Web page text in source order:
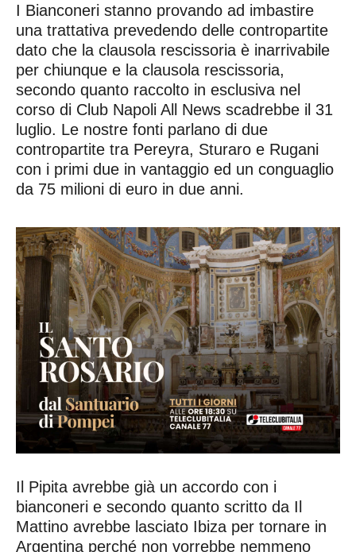
I Bianconeri stanno provando ad imbastire
una trattativa prevedendo delle contropartite
dato che la clausola rescissoria è inarrivabile
per chiunque e la clausola rescissoria,
secondo quanto raccolto in esclusiva nel
corso di Club Napoli All News scadrebbe il 31
luglio. Le nostre fonti parlano di due
contropartite tra Pereyra, Sturaro e Rugani
con i primi due in vantaggio ed un conguaglio
da 75 milioni di euro in due anni.
Il Pipita avrebbe già un accordo con i
bianconeri e secondo quanto scritto da Il
Mattino avrebbe lasciato Ibiza per tornare in
Argentina perché non vorrebbe nemmeno